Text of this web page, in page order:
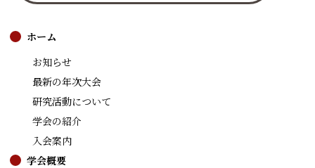
ホーム
お知らせ
最新の年次大会
研究活動について
学会の紹介
入会案内
学会概要